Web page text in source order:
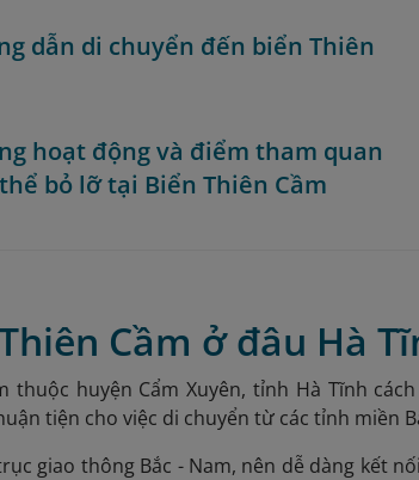
dẫn di chuyển đến biển Thiên
hoạt động và điểm tham quan
bỏ lỡ tại Biển Thiên Cầm
Cầm ở đâu Hà
thuộc huyện Cẩm Xuyên, tỉnh Hà Tĩnh
tiện cho việc di chuyển từ các tỉnh miền
giao thông Bắc - Nam, nên dễ dàng kết